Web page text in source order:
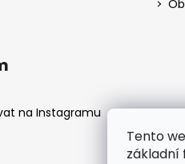
Tento
základní
na Instagramu